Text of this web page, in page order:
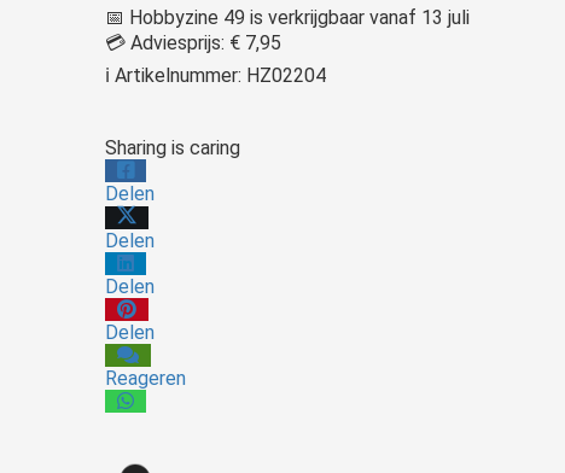
📅 Hobbyzine 49 is verkrijgbaar vanaf 13 juli
💳 Adviesprijs: € 7,95
ℹ Artikelnummer: HZ02204
Sharing is caring
Delen
Delen
Delen
Delen
Reageren